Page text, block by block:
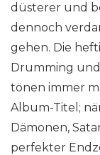
düsterer und
dennoch
gehen. Die
Drumming
tönen immer
Album-Titel;
Dämonen,
perfekter